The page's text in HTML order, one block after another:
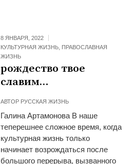
8 ЯНВАРЯ, 2022
КУЛЬТУРНАЯ ЖИЗНЬ ПРАВОСЛАВНАЯ
ЖИЗНЬ
рождество твое
славим…
АВТОР РУССКАЯ ЖИЗНЬ
Галина Артамонова В наше
теперешнее сложное время, когда
культурная жизнь только
начинает возрождаться после
большого перерыва, вызванного